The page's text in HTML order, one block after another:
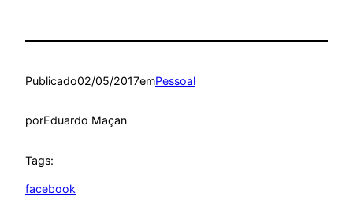
Publicado02/05/2017emPessoal
porEduardo Maçan
Tags:
facebook